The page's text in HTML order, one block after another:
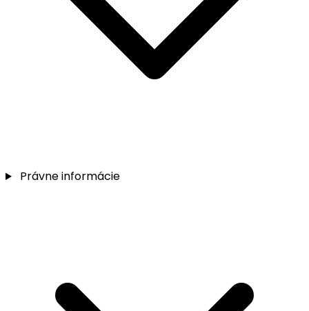
Právne informácie